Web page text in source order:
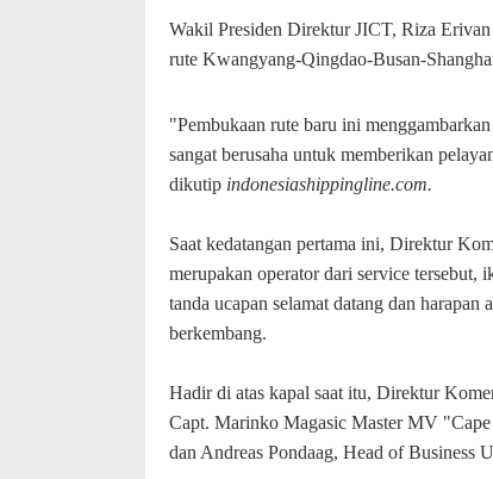
Wakil Presiden Direktur JICT, Riza
rute Kwangyang-Qingdao-Busan-
"Pembukaan rute baru ini
sangat berusaha untuk memberikan
dikutip indonesiashippingline.com.
Saat kedatangan pertama ini, Direktur
merupakan operator dari service tersebut,
tanda ucapan selamat datang dan
berkembang.
Hadir di atas kapal saat itu, Direktur
Capt. Marinko Magasic Master MV
dan Andreas Pondaag, Head of Business